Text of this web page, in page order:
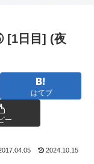
[1日目] (夜
はてブ
ー
2024.10.15